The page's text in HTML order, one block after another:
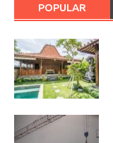
POPULAR